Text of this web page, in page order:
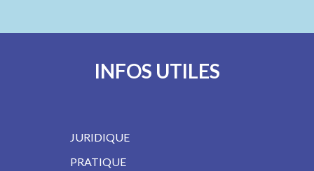
INFOS UTILES
JURIDIQUE
PRATIQUE